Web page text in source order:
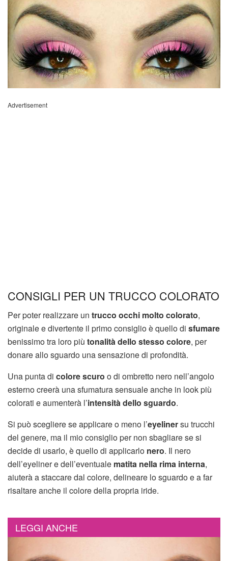
Advertisement
CONSIGLI PER UN TRUCCO COLORATO
Per poter realizzare un trucco occhi molto colorato,
originale e divertente il primo consiglio è quello di sfumare
benissimo tra loro più tonalità dello stesso colore, per
donare allo sguardo una sensazione di profondità.
Una punta di colore scuro o di ombretto nero nell’angolo
esterno creerà una sfumatura sensuale anche in look più
colorati e aumenterà l’intensità dello sguardo.
Si può scegliere se applicare o meno l’eyelinersu trucchi
del genere, ma il mio consiglio per non sbagliare se si
decide di usarlo, è quello di applicarlo nero. Il nero
dell’eyeliner e dell’eventuale matita nella rima interna,
aiuterà a staccare dal colore, delineare lo sguardo e a far
risaltare anche il colore della propria iride.
LEGGI ANCHE